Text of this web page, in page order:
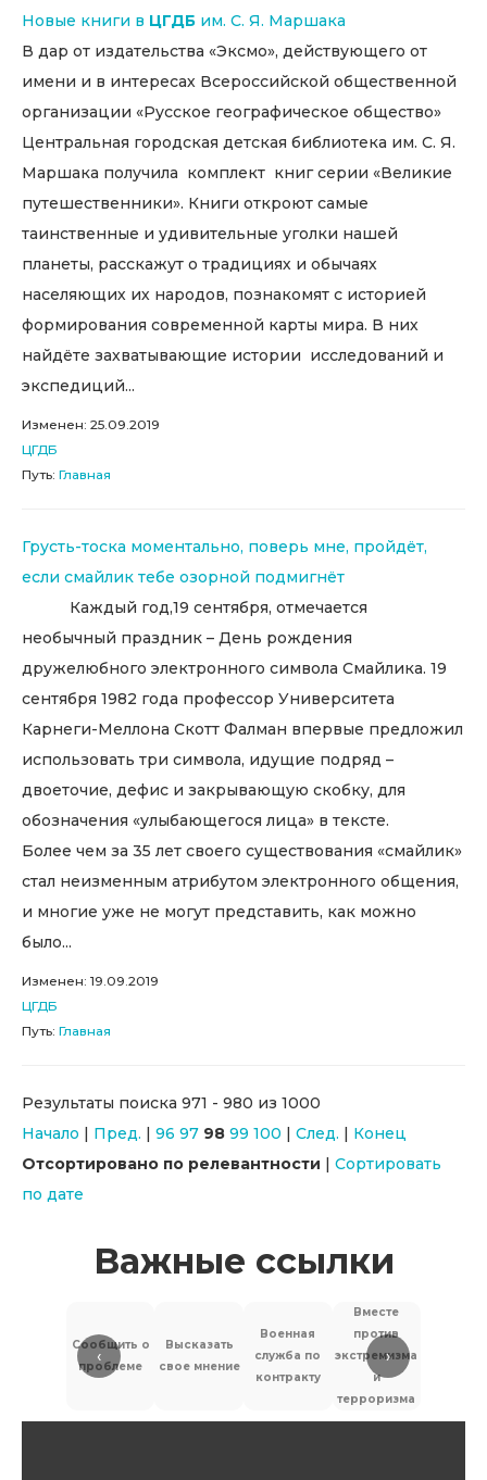
Новые книги в ЦГДБ им. С. Я. Маршака
В дар от издательства «Эксмо», действующего от
имени и в интересах Всероссийской общественной
организации «Русское географическое общество»
Центральная городская детская библиотека им. С. Я.
Маршака получила комплект книг серии «Великие
путешественники». Книги откроют самые
таинственные и удивительные уголки нашей
планеты, расскажут о традициях и обычаях
населяющих их народов, познакомят с историей
формирования современной карты мира. В них
найдёте захватывающие истории исследований и
экспедиций...
Изменен: 25.09.2019
ЦГДБ
Путь: Главная
Грусть-тоска моментально, поверь мне, пройдёт,
если смайлик тебе озорной подмигнёт
Каждый год,19 сентября, отмечается
необычный праздник – День рождения
дружелюбного электронного символа Смайлика. 19
сентября 1982 года профессор Университета
Карнеги-Меллона Скотт Фалман впервые предложил
использовать три символа, идущие подряд –
двоеточие, дефис и закрывающую скобку, для
обозначения «улыбающегося лица» в тексте.
Более чем за 35 лет своего существования «смайлик»
стал неизменным атрибутом электронного общения,
и многие уже не могут представить, как можно
было...
Изменен: 19.09.2019
ЦГДБ
Путь: Главная
Результаты поиска 971 - 980 из 1000
Начало | Пред. | 96 97 98 99 100 | След. | Конец
Отсортировано по релевантности | Сортировать
по дате
Важные ссылки
‹
Сообщить о
проблеме
Высказать
свое мнение
Военная
служба по
контракту
Вместе
против
экстремизма
и
терроризма
›